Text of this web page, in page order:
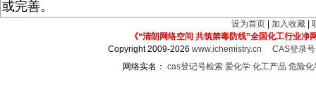
或完善。
设为首页 加入收藏
《“清朗网络空间 共筑禁毒防线”全国化工行业净
Copyright 2009-2026www.ichemistry.cn
CAS登录
网络实名： cas登记号检索 爱化学 化工产品 危险化